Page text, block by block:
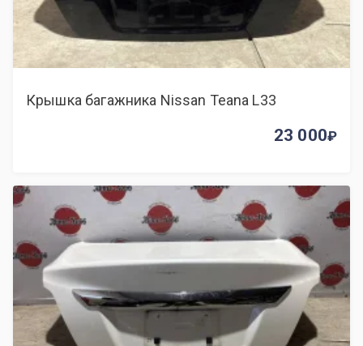
Крышка багажника Nissan Teana L33
23 000